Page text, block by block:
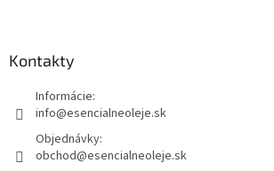
Kontakty
Informácie:
info@esencialneoleje.sk
Objednávky:
obchod@esencialneoleje.sk